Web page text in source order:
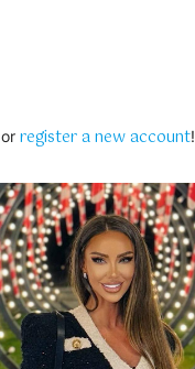
orregister a new account!